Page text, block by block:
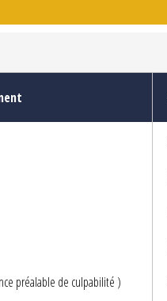
préalable de culpabilité )